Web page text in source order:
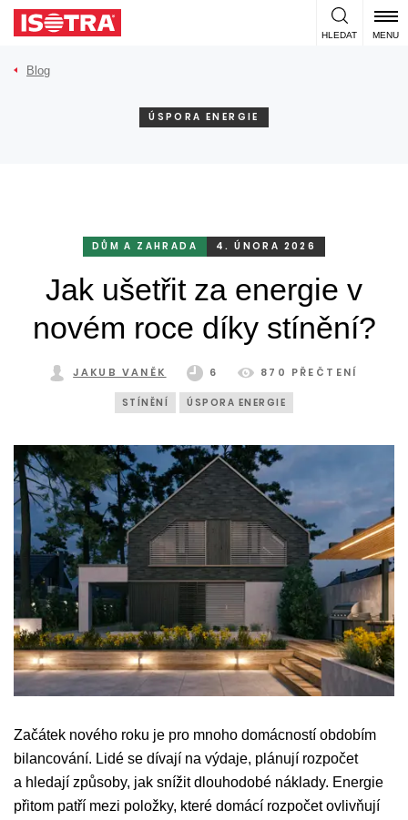
Přeskočit na obsah
HLEDAT MENU
Blog
ÚSPORA ENERGIE
DŮM A ZAHRADA 4. ÚNORA 2026
Jak ušetřit za energie v
novém roce díky stínění?
JAKUB VANĚK 6 870 PŘEČTENÍ
STÍNĚNÍ ÚSPORA ENERGIE
Začátek nového roku je pro mnoho domácností obdobím
bilancování. Lidé se dívají na výdaje, plánují rozpočet
a hledají způsoby, jak snížit dlouhodobé náklady. Energie
přitom patří mezi položky, které domácí rozpočet ovlivňují